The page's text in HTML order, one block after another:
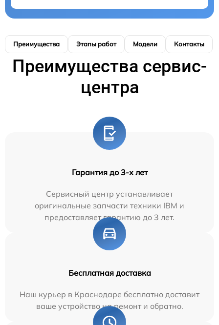
Преимущества Этапы работ Модели Контакты
Преимущества сервис-
центра
Гарантия до 3-х лет
Сервисный центр устанавливает
оригинальные запчасти техники IBM и
предоставляет гарантию до 3 лет.
Бесплатная доставка
Наш курьер в Краснодаре бесплатно доставит
ваше устройство на ремонт и обратно.